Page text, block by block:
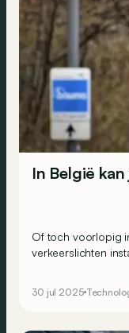
In België
Of toch voorlopig
verkeerslichten
30 jul 2025